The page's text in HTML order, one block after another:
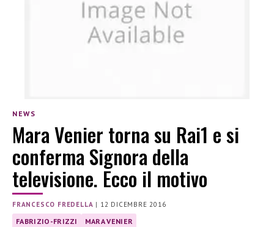
NEWS
Mara Venier torna su Rai1 e si
conferma Signora della
televisione. Ecco il motivo
FRANCESCO FREDELLA | 12 DICEMBRE 2016
FABRIZIO-FRIZZI MARA VENIER